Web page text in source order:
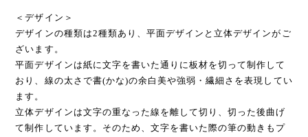
＜デザイン＞
デザインの種類は2種類あり、平面デザインと立体デザインがご
ざいます。
平面デザインは紙に文字を書いた通りに板材を切って制作して
おり、線の太さで書(かな)の余白美や強弱・繊細さを表現してい
ます。
立体デザインは文字の重なった線を離して切り、切った後曲げ
て制作しています。そのため、文字を書いた際の筆の動きもプ